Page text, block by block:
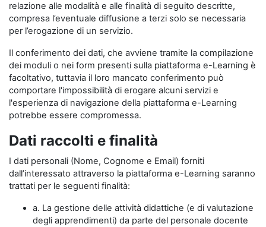
relazione alle modalità e alle finalità di seguito descritte,
compresa l’eventuale diffusione a terzi solo se necessaria
per l’erogazione di un servizio.
Il conferimento dei dati, che avviene tramite la compilazione
dei moduli o nei form presenti sulla piattaforma e-Learning è
facoltativo, tuttavia il loro mancato conferimento può
comportare l'impossibilità di erogare alcuni servizi e
l'esperienza di navigazione della piattaforma e-Learning
potrebbe essere compromessa.
Dati raccolti e finalità
I dati personali (Nome, Cognome e Email) forniti
dall’interessato attraverso la piattaforma e-Learning saranno
trattati per le seguenti finalità:
a. La gestione delle attività didattiche (e di valutazione
degli apprendimenti) da parte del personale docente